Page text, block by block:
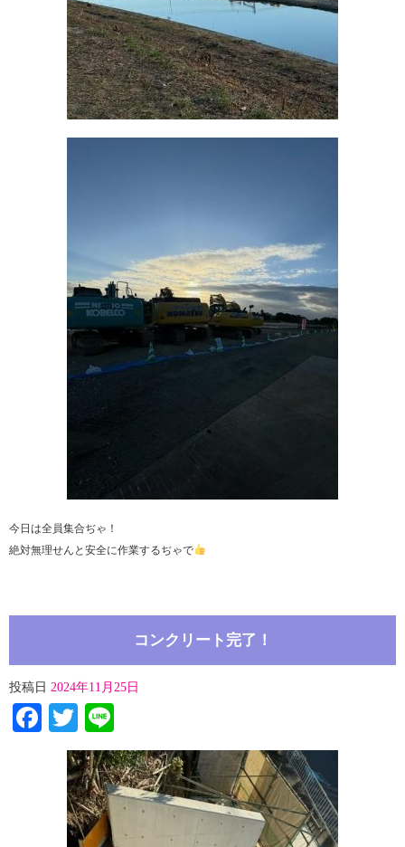
今日は全員集合ぢゃ！
絶対無理せんと安全に作業するぢゃで
コンクリート完了！
投稿日 2024年11月25日
Facebook
Twitter